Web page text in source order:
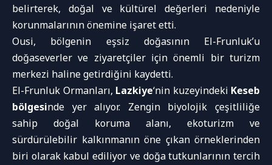
belirterek, doğal ve kültürel değerleri nedeniyle
korunmalarının önemine işaret etti.
Ousi, bölgenin eşsiz doğasının El-Frunluk’u
doğaseverler ve ziyaretçiler için önemli bir turizm
merkezi haline getirdiğini kaydetti.
El-Frunluk Ormanları, Lazkiye‘nin kuzeyindeki Keseb
bölgesinde yer alıyor. Zengin biyolojik çeşitliliğe
sahip doğal koruma alanı, ekoturizm ve
sürdürülebilir kalkınmanın öne çıkan örneklerinden
biri olarak kabul ediliyor ve doğa tutkunlarının tercih